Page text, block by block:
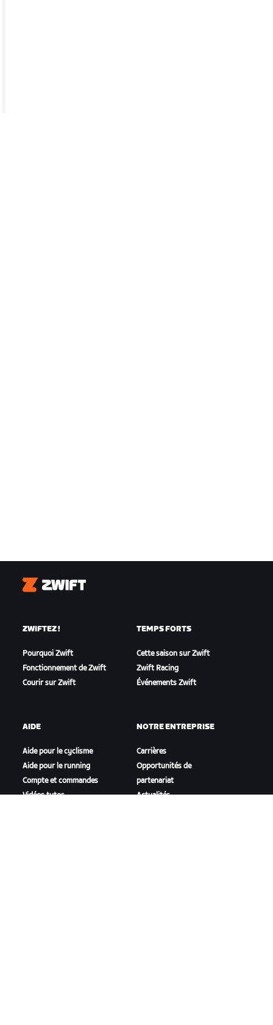
Zwift
ZWIFTEZ !
Pourquoi Zwift
Fonctionnement de Zwift
Courir sur Zwift
TEMPS FORTS
Cette saison sur Zwift
Zwift Racing
Événements Zwift
AIDE
Aide pour le cyclisme
Aide pour le running
Compte et commandes
Vidéos tutos
NOTRE ENTREPRISE
Carrières
Opportunités de
partenariat
Actualités